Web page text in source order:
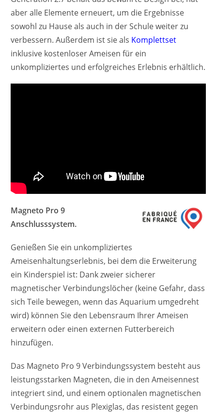
aber alle Elemente erneuert, um die Ergebnisse
sowohl zu Hause als auch in der Schule weiter zu
verbessern. Außerdem ist sie als Komplettset
inklusive kostenloser Ameisen für ein
unkompliziertes und erfolgreiches Erlebnis erhältlich.
Magneto Pro 9
Anschlusssystem.
Genießen Sie ein unkompliziertes
Ameisenhaltungserlebnis, bei dem die Erweiterung
ein Kinderspiel ist: Dank zweier sicherer
magnetischer Verbindungslöcher (keine Gefahr, dass
sich Teile bewegen, wenn das Aquarium umgedreht
wird) können Sie den Lebensraum Ihrer Ameisen
erweitern oder einen externen Futterbereich
hinzufügen.
Das Magneto Pro 9 Verbindungssystem besteht aus
leistungsstarken Magneten, die in den Ameisennest
integriert sind, und einem optionalen magnetischen
Verbindungsrohr aus Plexiglas, das resistent gegen